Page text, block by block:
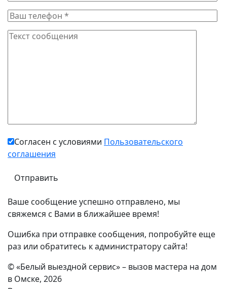
Согласен с условиями Пользовательского
соглашения
Ваше сообщение успешно отправлено, мы
свяжемся с Вами в ближайшее время!
Ошибка при отправке сообщения, попробуйте еще
раз или обратитесь к администратору сайта!
© «Белый выездной сервис» – вызов мастера на дом
в Омске, 2026